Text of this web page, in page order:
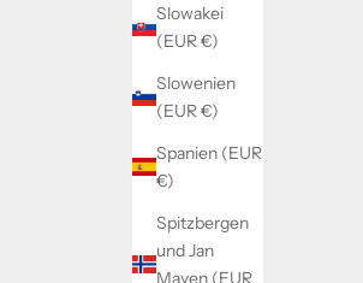
Slowakei
(EUR €)
Slowenien
(EUR €)
Spanien (EUR
€)
Spitzbergen
und Jan
Mayen (EUR